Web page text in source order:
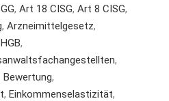
, Art 18 CISG, Art 8 CISG,
, Arzneimittelgesetz,
,
,
Bewertung,
, Einkommenselastizität,